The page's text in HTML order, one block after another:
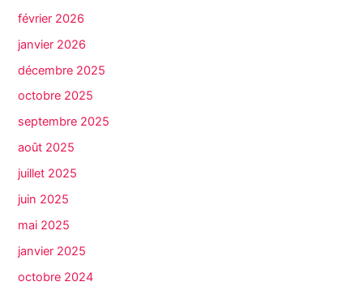
février 2026
janvier 2026
décembre 2025
octobre 2025
septembre 2025
août 2025
juillet 2025
juin 2025
mai 2025
janvier 2025
octobre 2024